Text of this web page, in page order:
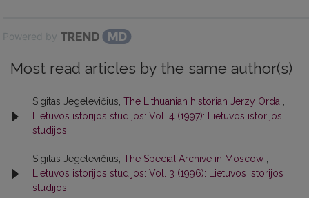
Powered by
Most read articles by the same author(s)
Sigitas Jegelevičius, The Lithuanian historian Jerzy Orda
Lietuvos istorijos studijos: Vol. 4 (1997): Lietuvos istorijos
studijos
Sigitas Jegelevičius, The Special Archive in Moscow
Lietuvos istorijos studijos: Vol. 3 (1996): Lietuvos istorijos
studijos